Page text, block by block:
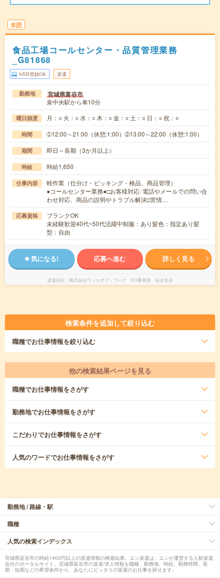
未読
食品工場コールセンター・品質管理業務
_G81868
WEB登録OK 派遣
勤務地 宮城県富谷市
泉中央駅から車10分
曜日頻度 月：○ 火：○ 水：○ 木：○ 金：○ 土：○ 日：○ 祝：○
時間 ➀12:00～21:00（休憩:1:00）➁13:00～22:00（休憩:1:00）
期間 即日～長期（3か月以上）
時給 時給1,650
仕事内容
軽作業（仕分け・ピッキング・検品、商品管理）
●コールセンター業務●□お客様対応: 電話やメールでの問い合
わせ対応、商品の説明やトラブル解決□苦情…
応募資格
ブランクOK
未経験歓迎40代~50代活躍中制服：あり髪色：指定あり髪
型：自由
気になる! 応募へ進む 詳しく見る
派遣会社 株式会社ウィルオブ・ワーク FO事業部 仙台支店
検索条件を追加して絞り込む
職種でお仕事情報を絞り込む
他の検索結果ページを見る
職種でお仕事情報をさがす
勤務地でお仕事情報をさがす
こだわりでお仕事情報をさがす
人気のワードでお仕事情報をさがす
勤務地 / 路線・駅
職種
人気の検索インデックス
宮城県富谷市の時給1400円以上の派遣情報の検索結果。エン派遣は、エンが運営する人材派遣
会社のポータルサイト。宮城県富谷市の派遣/求人情報を職種、勤務地、時給、勤務時間、長
期・短期などの希望条件から、あなたにピッタリの派遣のお仕事を探せます。